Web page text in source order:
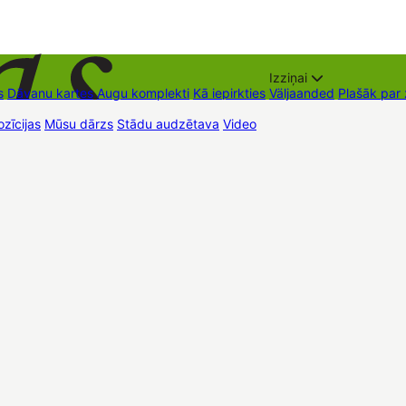
Dāvanu kartes Augu komplekti Kā iepirkties
Izziņai
Väljaanded Plašāk par
Mūsu dārzs Stādu audzētava Video